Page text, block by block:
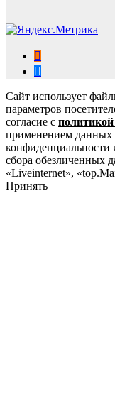
Сайт использует
параметров
согласие с
применением данных
конфиденциальности
сбора обезличенных
«Liveinternet»,
Принять